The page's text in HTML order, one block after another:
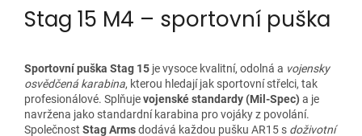
Stag 15 M4 – sportovní puška
Sportovní puška Stag 15 je vysoce kvalitní, odolná a vojensky
osvědčená karabina, kterou hledají jak sportovní střelci, tak
profesionálové. Splňujevojenské standardy (Mil-Spec) a je
navržena jako standardní karabina pro vojáky z povolání.
Společnost Stag Armsdodává každou pušku AR15 s doživotní